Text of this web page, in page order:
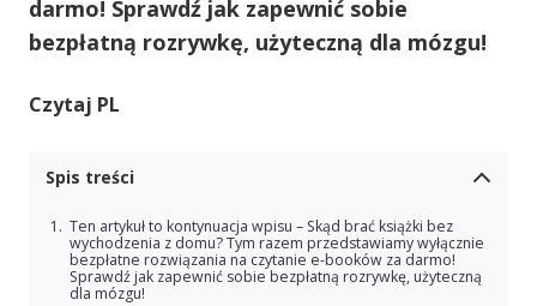
darmo! Sprawdź jak zapewnić sobie
bezpłatną rozrywkę, użyteczną dla mózgu!
Czytaj PL
Spis treści
Ten artykuł to kontynuacja wpisu – Skąd brać książki bez
wychodzenia z domu? Tym razem przedstawiamy wyłącznie
bezpłatne rozwiązania na czytanie e-booków za darmo!
Sprawdź jak zapewnić sobie bezpłatną rozrywkę, użyteczną
dla mózgu!